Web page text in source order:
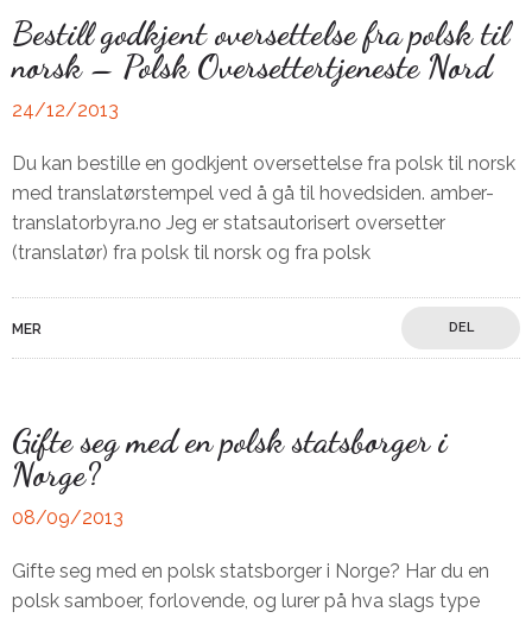
Bestill godkjent oversettelse fra polsk til
norsk – Polsk Oversettertjeneste Nord
24/12/2013
Du kan bestille en godkjent oversettelse fra polsk til norsk
med translatørstempel ved å gå til hovedsiden. amber-
translatorbyra.no Jeg er statsautorisert oversetter
(translatør) fra polsk til norsk og fra polsk
MER DEL
Gifte seg med en polsk statsborger i
Norge?
08/09/2013
Gifte seg med en polsk statsborger i Norge? Har du en
polsk samboer, forlovende, og lurer på hva slags type